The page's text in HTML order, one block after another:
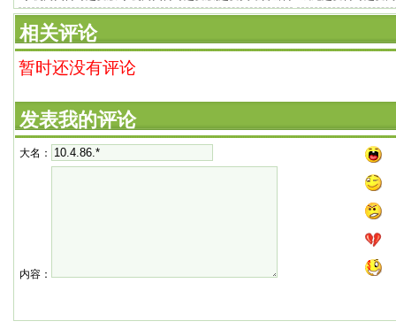
奇破解版下载
相关评论
暂时还没有评论
发表我的评论
大名：
内容：